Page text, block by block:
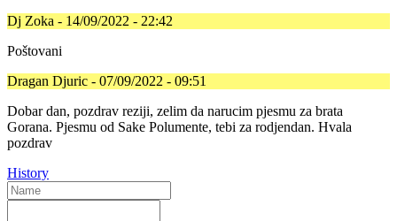
Dj Zoka - 14/09/2022 - 22:42
Poštovani
Dragan Djuric - 07/09/2022 - 09:51
Dobar dan, pozdrav reziji, zelim da narucim pjesmu za brata
Gorana. Pjesmu od Sake Polumente, tebi za rodjendan. Hvala
pozdrav
History